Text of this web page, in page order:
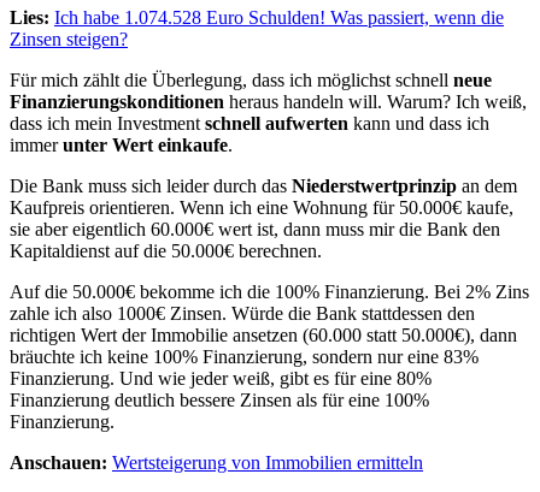
Lies: Ich habe 1.074.528 Euro Schulden! Was passiert, wenn die
Zinsen steigen?
Für mich zählt die Überlegung, dass ich möglichst schnell neue
Finanzierungskonditionen heraus handeln will. Warum? Ich weiß,
dass ich mein Investment schnell aufwerten kann und dass ich
immerunter Wert einkaufe.
Die Bank muss sich leider durch das Niederstwertprinzip an dem
Kaufpreis orientieren. Wenn ich eine Wohnung für 50.000€ kaufe,
sie aber eigentlich 60.000€ wert ist, dann muss mir die Bank den
Kapitaldienst auf die 50.000€ berechnen.
Auf die 50.000€ bekomme ich die 100% Finanzierung. Bei 2% Zins
zahle ich also 1000€ Zinsen. Würde die Bank stattdessen den
richtigen Wert der Immobilie ansetzen (60.000 statt 50.000€), dann
bräuchte ich keine 100% Finanzierung, sondern nur eine 83%
Finanzierung. Und wie jeder weiß, gibt es für eine 80%
Finanzierung deutlich bessere Zinsen als für eine 100%
Finanzierung.
Anschauen: Wertsteigerung von Immobilien ermitteln